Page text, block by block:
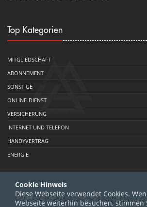
Top Kategorien
MITGLIEDSCHAFT
ABONNEMENT
SONSTIGE
ONLINE-DIENST
VERSICHERUNG
INTERNET UND TELEFON
HANDYVERTRAG
ENERGIE
Cookie Hinweis
Diese Webseite verwendet Cookies.
Webseite weiterhin besuchen, stimmen